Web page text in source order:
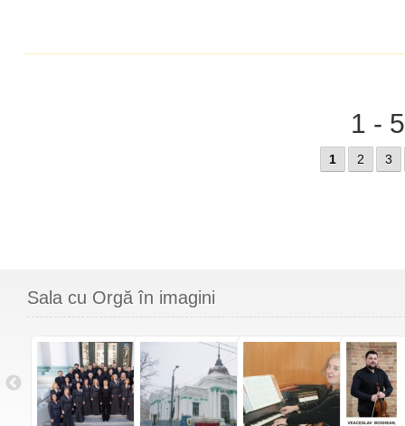
1 -
1 2 3
Sala cu Orgă în imagini